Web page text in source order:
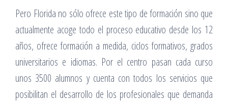
Pero Florida no sólo ofrece este tipo de formación sino que
actualmente acoge todo el proceso educativo desde los 12
años, ofrece formación a medida, ciclos formativos, grados
universitarios e idiomas. Por el centro pasan cada curso
unos 3500 alumnos y cuenta con todos los servicios que
posibilitan el desarrollo de los profesionales que demanda